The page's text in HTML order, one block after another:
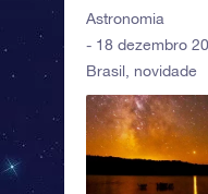
Astronomia
- 18 dezembro
Brasil novidade